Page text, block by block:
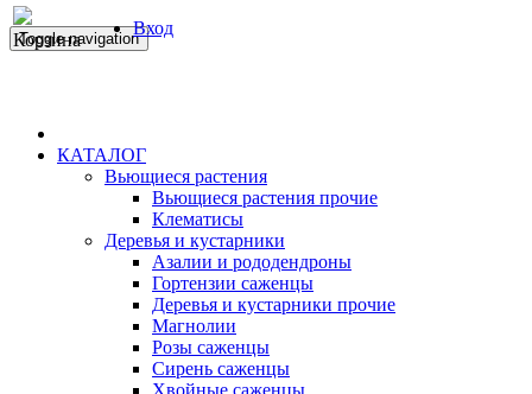
Корзина
Вход
Toggle navigation
КАТАЛОГ
Вьющиеся растения
Вьющиеся растения прочие
Клематисы
Деревья и кустарники
Азалии и рододендроны
Гортензии саженцы
Деревья и кустарники прочие
Магнолии
Розы саженцы
Сирень саженцы
Хвойные саженцы